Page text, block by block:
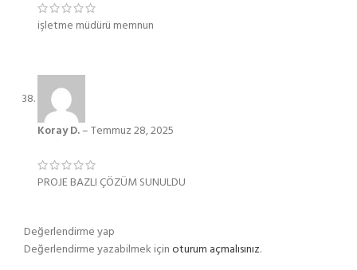
işletme müdürü memnun
Koray D.–Temmuz 28, 2025
PROJE BAZLI ÇÖZÜM SUNULDU
Değerlendirme yap
Değerlendirme yazabilmek içinoturum açmalısınız.